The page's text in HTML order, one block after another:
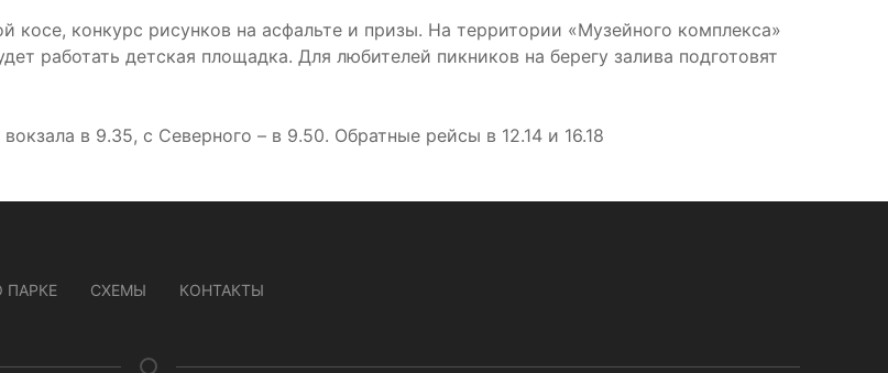
конкурс рисунков на асфальте и призы. На территории «Музейного комплекса»
работать детская площадка. Для любителей пикников на берегу залива подготовят
в 9.35, с Северного – в 9.50. Обратные рейсы в 12.14 и 16.18
ПАРКЕ СХЕМЫ КОНТАКТЫ